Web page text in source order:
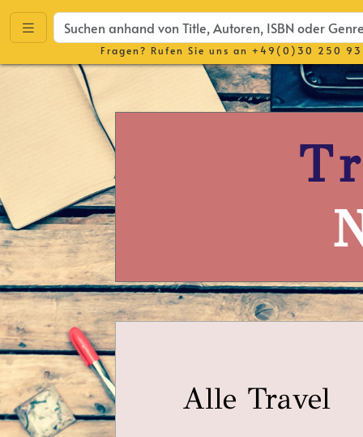
Fragen? Rufen Sie uns an +49(0)30 250
Alle Travel